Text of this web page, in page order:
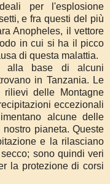
per l'esplosione
e fra questi del più
Anopheles, il vettore
in cui si ha il picco
di questa malattia.
alla base di alcuni
in Tanzania. Le
rilievi delle Montagne
eccezionali
alcune delle
pianeta. Queste
e la rilasciano
sono quindi veri
la protezione di corsi